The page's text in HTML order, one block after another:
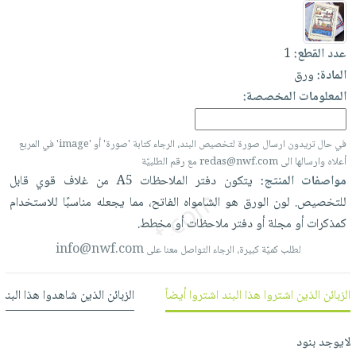
العناية
بالأسنان
الحمية
والتغذية
أدوات
المائدة
الأوعية
والتخزين
أدوات
المطبخ
الأكثر
مبيعاً
العودة
للمدارس
اكسسوارات
اكسسوارات
منزلية
اكسسوارات
ملابس
مطرزات
حقائب
حلي
عناية
بالذات
شحن
مجاني
بنود
مختارة
اشتراكات
كل
الاشتراكات
صندوق
iKitab
بحث
متقدم
نيل
وفرات
الشركة
سياسة
حسابك
لائحة
عدد القطع:1
المادة:ورق
المعلومات المخصصة:
في حال تريدون ارسال صورة لتخصيص البند، الرجاء كتابة 'صورة' أو 'image' في المربع
أعلاه وارسالها الى redas@nwf.com مع رقم الطلبيّة
مواصفات المنتج: يتكون دفتر الملاحظات A5 من غلاف قوي قابل
للتخصيص. لون الورق هو الشامواه الفاتح، مما يجعله مناسبًا للاستخدام
كمذكراتأو مجلةأودفترملاحظاتأومخطط.
لطلب كميّة كبيرة، الرجاء التواصل معنا علىinfo@nwf.com
الزبائن الذين اشتروا هذا البند اشتروا أيضاً الزبائن الذين شاهدوا هذا
لايوجد بنود